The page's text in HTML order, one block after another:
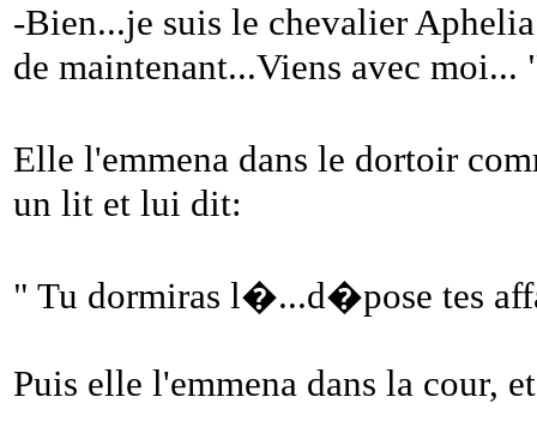
-Bien...je suis le chevalier
de maintenant...Viens avec moi...
Elle l'emmena dans le dortoir
un lit et lui dit:
" Tu dormiras l�...d�pose tes
Puis elle l'emmena dans la cour,